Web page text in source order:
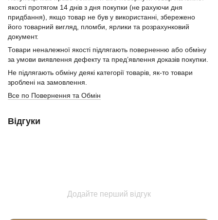
якості протягом 14 днів з дня покупки (не рахуючи дня
придбання), якщо товар не був у використанні, збережено
його товарний вигляд, пломби, ярлики та розрахунковий
документ.
Товари неналежної якості підлягають поверненню або обміну
за умови виявлення дефекту та пред’явлення доказів покупки.
Не підлягають обміну деякі категорії товарів, як-то товари
зроблені на замовлення.
Все по Повернення та Обмін
Відгуки
Додайте перший відгук